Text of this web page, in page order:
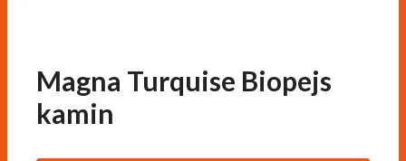
Magna Turquise Biopejs
kamin